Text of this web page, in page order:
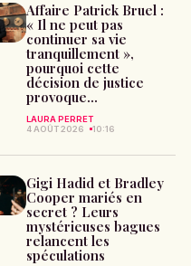
Affaire Patrick Bruel :
« Il ne peut pas
continuer sa vie
tranquillement »,
pourquoi cette
décision de justice
provoque...
LAURA PERRET
4 AOÛT 2026
10:16
Gigi Hadid et Bradley
Cooper mariés en
secret ? Leurs
mystérieuses bagues
relancent les
spéculations